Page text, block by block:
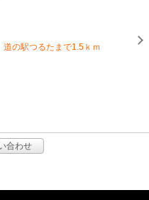
の駅つるたまで1.5ｋｍ
合わせ